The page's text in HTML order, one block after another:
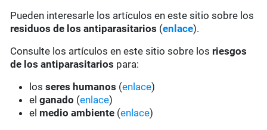
Pueden interesarle los artículos en este sitio sobre los
residuos de los antiparasitarios (enlace).
Consulte los artículos en este sitio sobre los riesgos
de los antiparasitarios para:
losseres humanos (enlace)
elganado (enlace)
el medio ambiente (enlace)